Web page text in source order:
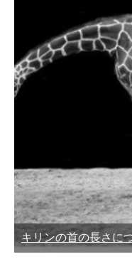
キリンの首の長さに